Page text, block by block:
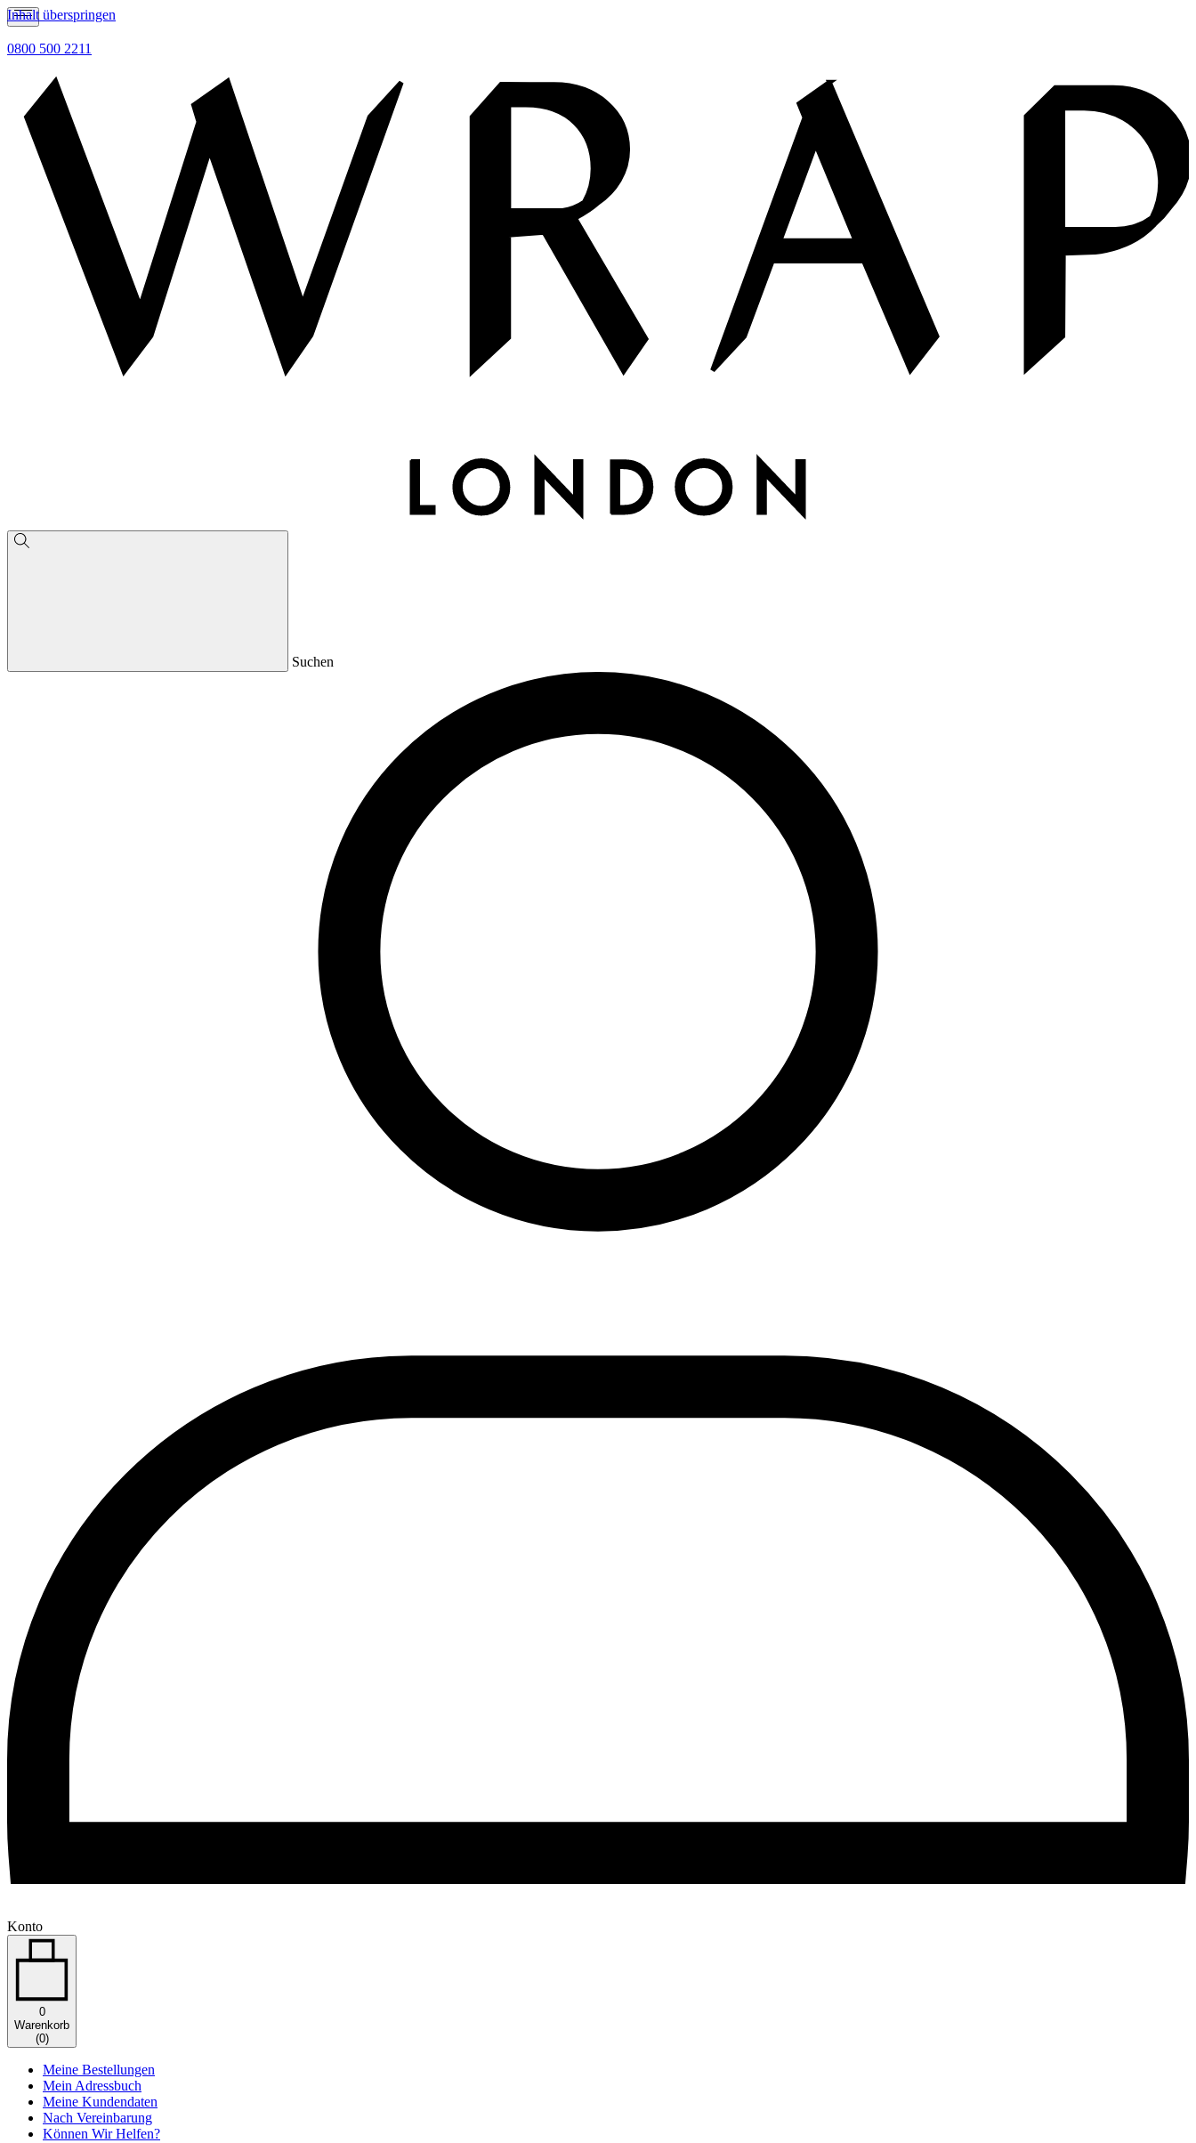
Inhalt überspringen
0800 500 2211
Suchen
Konto
0
Warenkorb
(0)
Meine Bestellungen
Mein Adressbuch
Meine Kundendaten
Nach Vereinbarung
Können Wir Helfen?